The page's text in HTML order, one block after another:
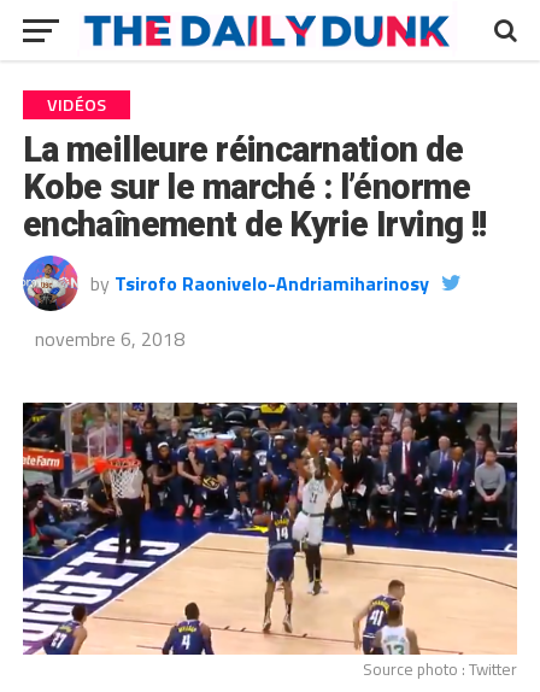
VIDÉOS
La meilleure réincarnation de
Kobe sur le marché : l’énorme
enchaînement de Kyrie Irving !!
by Tsirofo Raonivelo-Andriamiharinosy
novembre 6, 2018
Source photo : Twitter